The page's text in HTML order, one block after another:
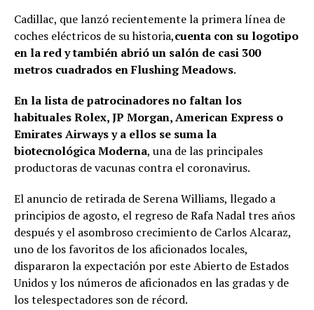
Cadillac, que lanzó recientemente la primera línea de
coches eléctricos de su historia,cuenta con su logotipo
en la red y también abrió un salón de casi 300
metros cuadrados en Flushing Meadows.
En la lista de patrocinadores no faltan los
habituales Rolex, JP Morgan, American Express o
Emirates Airways y a ellos se suma la
biotecnológica Moderna, una de las principales
productoras de vacunas contra el coronavirus.
El anuncio de retirada de Serena Williams, llegado a
principios de agosto, el regreso de Rafa Nadal tres años
después y el asombroso crecimiento de Carlos Alcaraz,
uno de los favoritos de los aficionados locales,
dispararon la expectación por este Abierto de Estados
Unidos y los números de aficionados en las gradas y de
los telespectadores son de récord.